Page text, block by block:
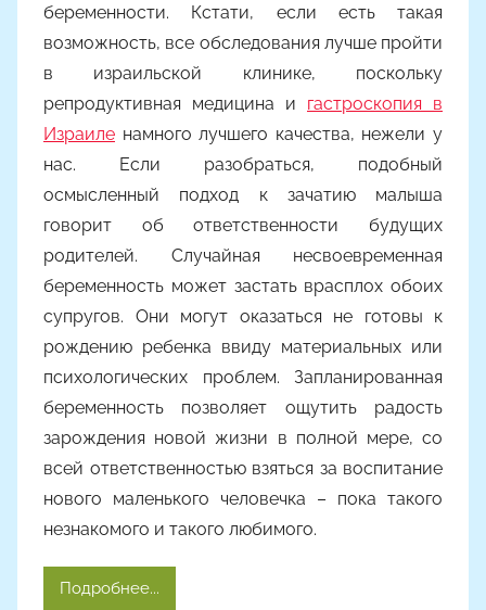
беременности. Кстати, если есть такая
возможность, все обследования лучше пройти
в израильской клинике, поскольку
репродуктивная медицина и гастроскопия в
Израиле намного лучшего качества, нежели у
нас. Если разобраться, подобный
осмысленный подход к зачатию малыша
говорит об ответственности будущих
родителей. Случайная несвоевременная
беременность может застать врасплох обоих
супругов. Они могут оказаться не готовы к
рождению ребенка ввиду материальных или
психологических проблем. Запланированная
беременность позволяет ощутить радость
зарождения новой жизни в полной мере, со
всей ответственностью взяться за воспитание
нового маленького человечка – пока такого
незнакомого и такого любимого.
Подробнее...